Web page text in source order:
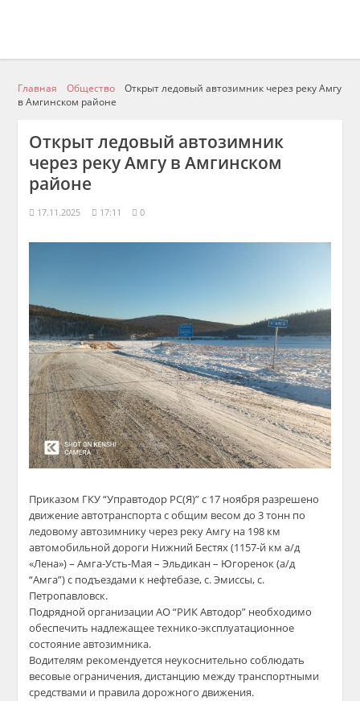
Главная Общество
Открыт ледовый автозимник через реку Амгу
в Амгинском районе
Открыт ледовый автозимник
через реку Амгу в Амгинском
районе
17.11.2025 17:11 0
Приказом ГКУ “Управтодор РС(Я)” с 17 ноября разрешено
движение автотранспорта с общим весом до 3 тонн по
ледовому автозимнику через реку Амгу на 198 км
автомобильной дороги Нижний Бестях (1157-й км а/д
«Лена») – Амга-Усть-Мая – Эльдикан – Югоренок (а/д
“Амга”) с подъездами к нефтебазе, с. Эмиссы, с.
Петропавловск.
Подрядной организации АО “РИК Автодор” необходимо
обеспечить надлежащее технико-эксплуатационное
состояние автозимника.
Водителям рекомендуется неукоснительно соблюдать
весовые ограничения, дистанцию между транспортными
средствами и правила дорожного движения.